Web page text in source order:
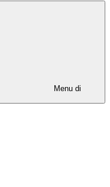
Menu di